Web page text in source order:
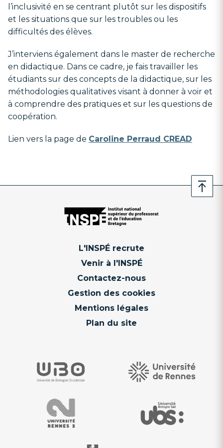
l’inclusivité en se centrant plutôt sur les dispositifs
et les situations que sur les troubles ou les
difficultés des élèves.
J’interviens également dans le master de recherche
en didactique. Dans ce cadre, je fais travailler les
étudiants sur des concepts de la didactique, sur les
méthodologies qualitatives visant à donner à voir et
à comprendre des pratiques et sur les questions de
coopération.
Lien vers la page de Caroline Perraud CREAD
L'INSPÉ recrute
Venir à l'INSPÉ
Contactez-nous
Gestion des cookies
Mentions légales
Plan du site